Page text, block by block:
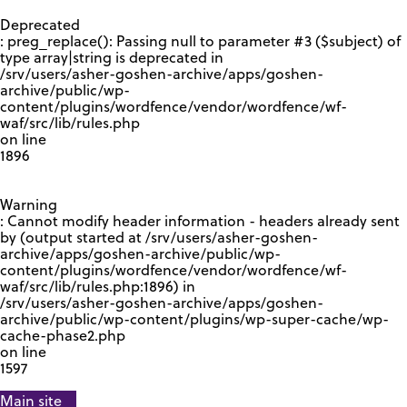
Deprecated
: preg_replace(): Passing null to parameter #3 ($subject) of
type array|string is deprecated in
/srv/users/asher-goshen-archive/apps/goshen-
archive/public/wp-
content/plugins/wordfence/vendor/wordfence/wf-
waf/src/lib/rules.php
on line
1896
Warning
: Cannot modify header information - headers already sent
by (output started at /srv/users/asher-goshen-
archive/apps/goshen-archive/public/wp-
content/plugins/wordfence/vendor/wordfence/wf-
waf/src/lib/rules.php:1896) in
/srv/users/asher-goshen-archive/apps/goshen-
archive/public/wp-content/plugins/wp-super-cache/wp-
cache-phase2.php
on line
1597
Main site